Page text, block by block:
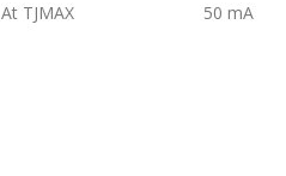
At TJMAX 50 mA